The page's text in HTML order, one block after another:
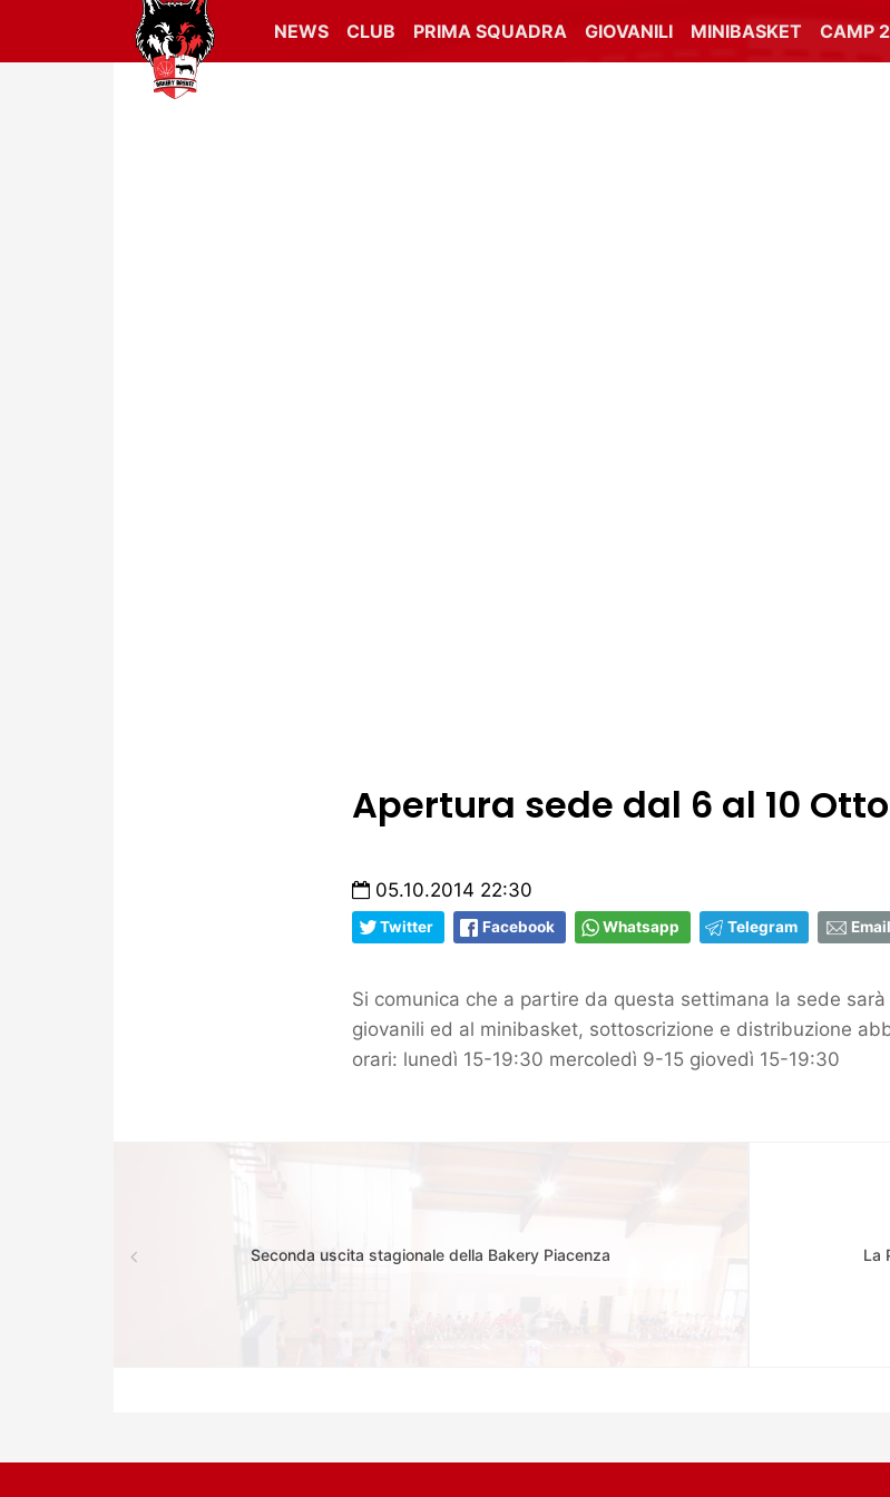
NEWS CLUB PRIMA SQUADRA GIOVANILI MINIBASKET CAMP
Apertura sede dal 6 al 10
05.10.2014 22:30
Twitter Facebook Whatsapp Telegram Email
Si comunica che a partire da questa settimana la sede
giovanili ed al minibasket, sottoscrizione e distribuzione
orari: lunedì 15-19:30 mercoledì 9-15 giovedì 15-19:30
Seconda uscita stagionale della Bakery Piacenza La